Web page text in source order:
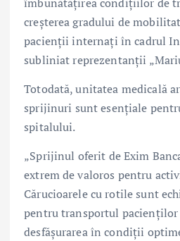
creșterea gradului de
pacienții internați în cadrul
subliniat reprezentanții
Totodată, unitatea medicală
sprijinuri sunt esențiale
spitalului.
„Sprijinul oferit de Exim
extrem de valoros pentru
Cărucioarele cu rotile sunt
pentru transportul
desfășurarea în condiții